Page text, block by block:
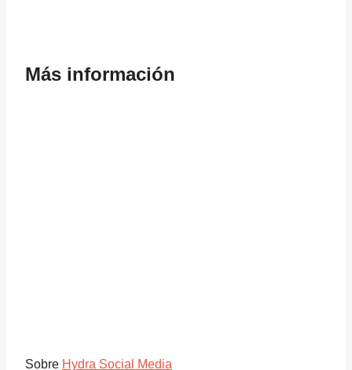
Más información
Sobre Hydra Social Media